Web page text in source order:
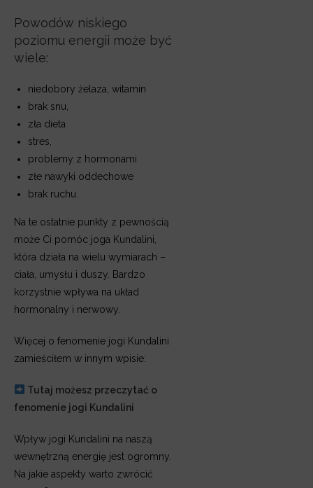
Powodów niskiego
poziomu energii może być
wiele:
niedobory żelaza, witamin
brak snu,
zła dieta
stres,
problemy z hormonami
złe nawyki oddechowe
brak ruchu.
Na te ostatnie punkty z pewnością
może Ci pomóc joga Kundalini,
która działa na wielu wymiarach –
ciała, umysłu i duszy. Bardzo
korzystnie wpływa na układ
hormonalny i nerwowy.
Więcej o fenomenie jogi Kundalini
zamieściłem w innym wpisie:
Tutaj możesz przeczytać o
fenomenie jogi Kundalini
Wpływ jogi Kundalini na naszą
wewnętrzną energię jest ogromny.
Na jakie aspekty warto zwrócić